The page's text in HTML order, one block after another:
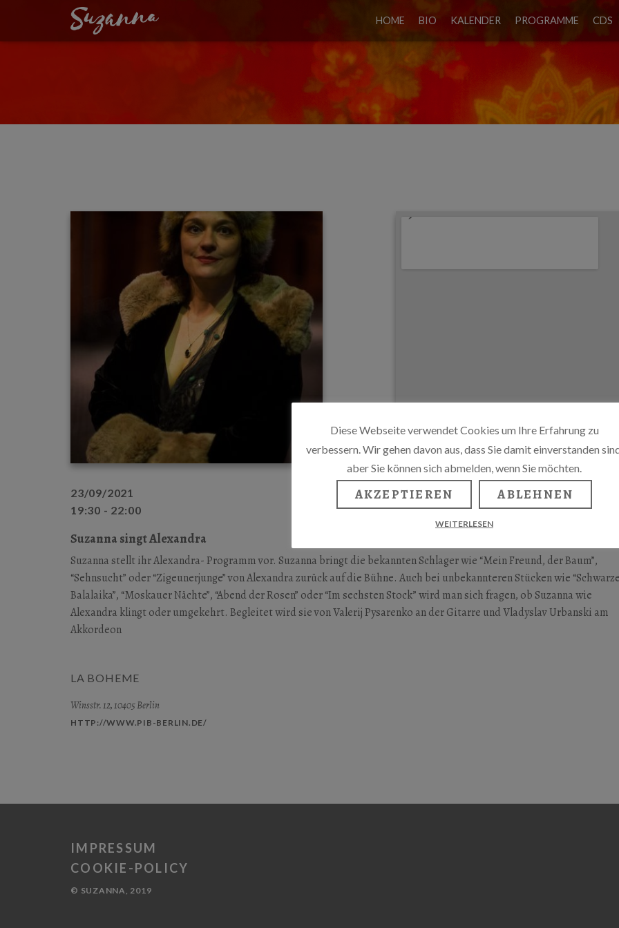
HOME BIO KALENDER PROGRAMME CDS
23/09/2021
19:30 - 22:00
Suzanna singt Alexandra
Suzanna stellt ihr Alexandra- Programm vor. Suzanna bringt die bekannten Schlager wie “Mein Freund, der Baum”,
“Sehnsucht” oder “Zigeunerjunge” von Alexandra zurück auf die Bühne. Auch bei unbekannteren Stücken wie
Balalaika”, “Moskauer Nächte”, “Abend der Rosen” oder “Im sechsten Stock” wird man sich fragen, ob Suzanna wie
Alexandra klingt oder umgekehrt. Begleitet wird sie von Valerij Pysarenko an der Gitarre und Vladyslav Urbanski am
Akkordeon
LA BOHEME
Winsstr. 12, 10405 Berlin
HTTP://WWW.PIB-BERLIN.DE/
IMPRESSUM
COOKIE-POLICY
© SUZANNA, 2019
Diese Webseite verwendet Cookies um Ihre Erfahrung zu
verbessern. Wir gehen davon aus, dass Sie damit einverstanden
aber Sie können sich abmelden, wenn Sie möchten.
AKZEPTIEREN ABLEHNEN
WEITERLESEN